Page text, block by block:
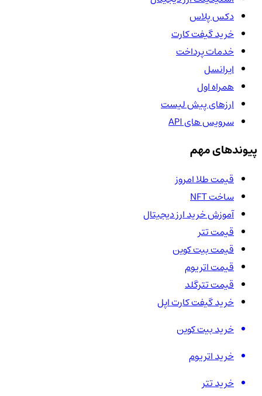
دکس پلاس
خرید گیفت کارت
خدمات پرداخت
ایرانسل
همراه اول
ارزهای پیش لیست
سرویس های API
پیوندهای مهم
قیمت طلا امروز
ساخت NFT
آموزش خرید ارز دیجیتال
قیمت تتر
قیمت بیت کوین
قیمت اتریوم
قیمت تترگلد
خرید گیفت کارت اپل
خرید بیت کوین
خرید اتریوم
خرید تتر